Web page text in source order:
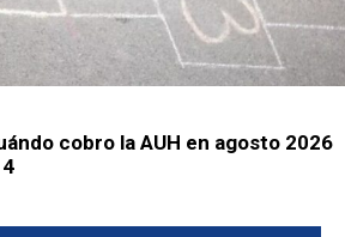
cobro la AUH en agosto 2026